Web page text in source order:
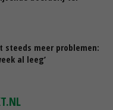
steeds meer problemen:
al leeg’